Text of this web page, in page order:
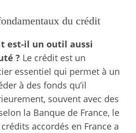
du crédit
est-il un outil aussi
? Le crédit est un
essentiel qui permet à un
à des fonds qu’il
souvent avec des
la Banque de France, le
accordés en France a